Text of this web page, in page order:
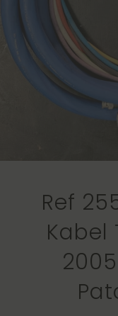
Ref
Kabel